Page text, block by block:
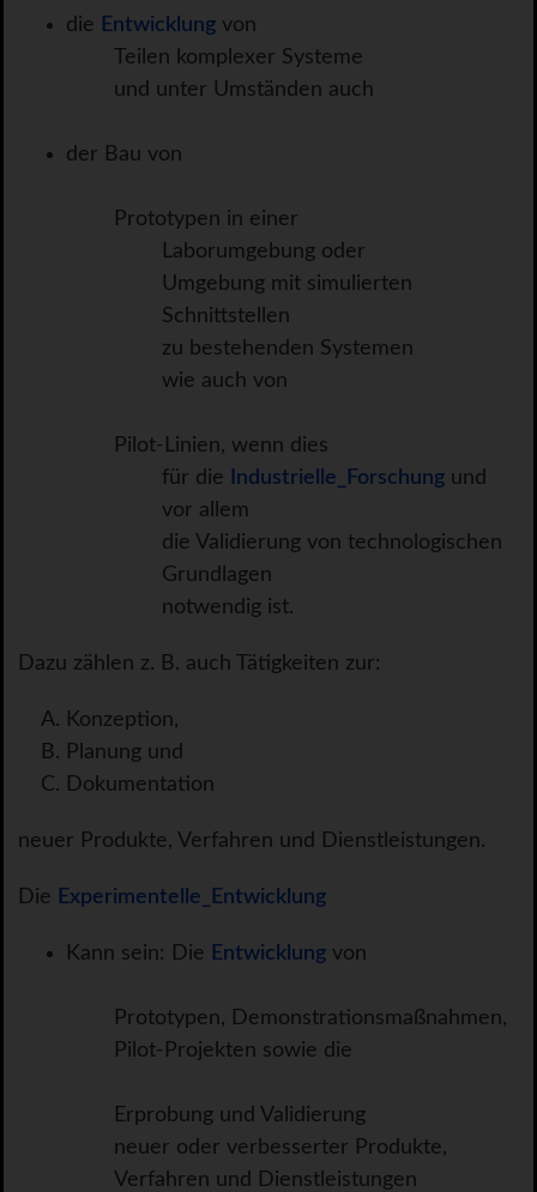
die Entwicklung von
Teilen komplexer Systeme
und unter Umständen auch
der Bau von
Prototypen in einer
Laborumgebung oder
Umgebung mit simulierten
Schnittstellen
zu bestehenden Systemen
wie auch von
Pilot-Linien, wenn dies
für die
Industrielle_Forschung und
vor allem
die Validierung von technologischen
Grundlagen
notwendig ist.
Dazu zählen z. B. auch Tätigkeiten zur:
Konzeption,
Planung und
Dokumentation
neuer Produkte, Verfahren und Dienstleistungen.
Die Experimentelle_Entwicklung
Kann sein: Die Entwicklung von
Prototypen, Demonstrationsmaßnahmen,
Pilot-Projekten sowie die
Erprobung und Validierung
neuer oder verbesserter Produkte,
Verfahren und Dienstleistungen